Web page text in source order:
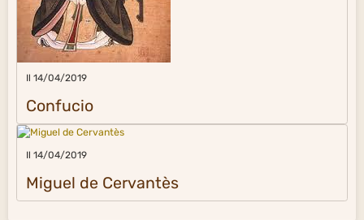
Il 14/04/2019
Confucio
Il 14/04/2019
Miguel de Cervantès